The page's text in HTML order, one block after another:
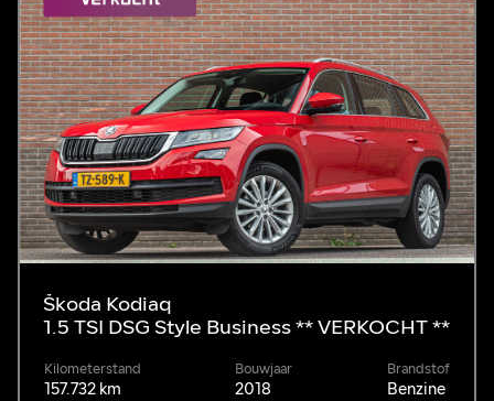
Škoda Kodiaq
1.5 TSI DSG Style Business ** VERKOCHT **
Kilometerstand
157.732 km
Bouwjaar
2018
Brandstof
Benzine